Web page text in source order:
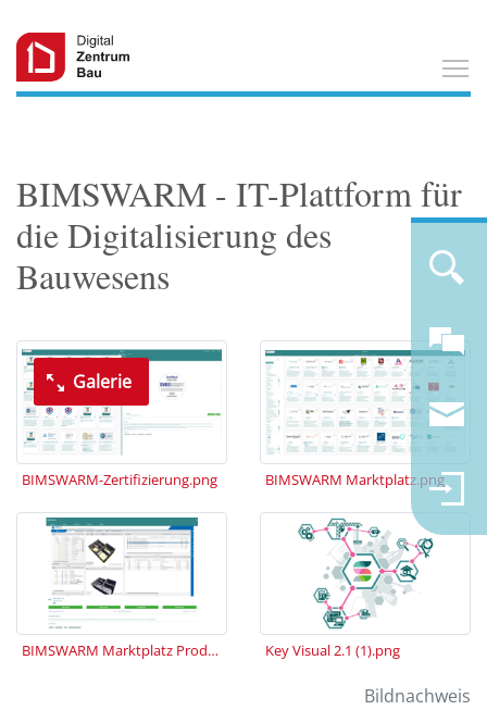
BIMSWARM - IT-Plattform für
die Digitalisierung des
Bauwesens
BIMSWARM-Zertifizierung.png BIMSWARM Marktplatz.png
BIMSWARM Marktplatz Produktdetailseite.png Key Visual 2.1 (1).png
Galerie
Bildnachweis